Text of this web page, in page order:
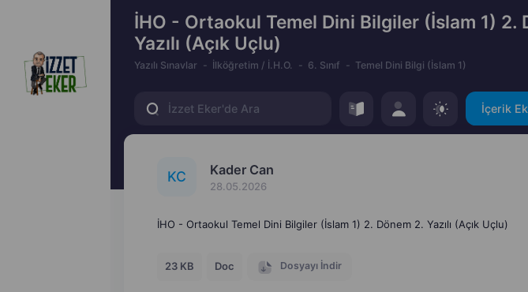
İHO - Ortaokul Temel Dini Bilgiler (İslam 1) 2.
Yazılı (Açık Uçlu)
Yazılı Sınavlar İlköğretim / İ.H.O. 6. Sınıf Temel Dini Bilgi (İslam 1)
İçerik
KC Kader Can
28.05.2026
İHO - Ortaokul Temel Dini Bilgiler (İslam 1) 2. Dönem 2. Yazılı (Açık Uçlu)
23 KB Doc Dosyayı İndir